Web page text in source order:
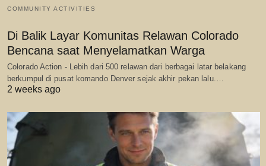
COMMUNITY ACTIVITIES
Di Balik Layar Komunitas Relawan Colorado
Bencana saat Menyelamatkan Warga
Colorado Action - Lebih dari 500 relawan dari berbagai latar belakang
berkumpul di pusat komando Denver sejak akhir pekan lalu.…
2 weeks ago